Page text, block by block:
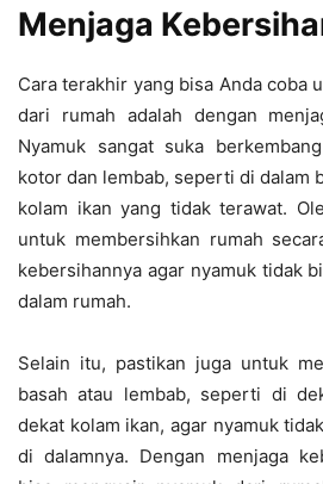
Menjaga
Cara terakhir yang bisa Anda coba
dari rumah adalah dengan
Nyamuk sangat suka
kotor dan lembab, seperti di dalam
kolam ikan yang tidak terawat.
untuk membersihkan rumah
kebersihannya agar nyamuk tidak
dalam rumah.
Selain itu, pastikan juga untuk
basah atau lembab, seperti di
dekat kolam ikan, agar nyamuk
di dalamnya. Dengan menjaga